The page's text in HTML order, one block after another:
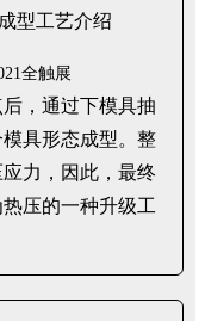
全触展
，通过下模具抽
具形态成型。整
力，因此，最终
压的一种升级工